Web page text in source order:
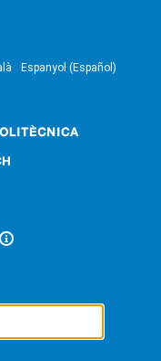
Espanyol (Español)